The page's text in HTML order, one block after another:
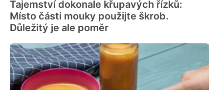
Tajemství dokonale křupavých řízků:
Místo části mouky použijte škrob.
Důležitý je ale poměr